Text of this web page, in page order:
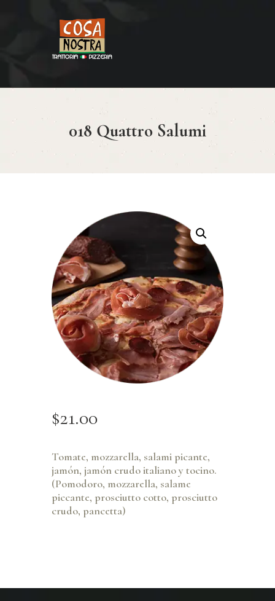
018 Quattro Salumi
HOME
COSA NOSTRA
MENÚ
RESERVAR
CONTACTO
$21.00
Tomate, mozzarella, salami picante,
jamón, jamón crudo italiano y tocino.
(Pomodoro, mozzarella, salame
piccante, prosciutto cotto, prosciutto
crudo, pancetta)